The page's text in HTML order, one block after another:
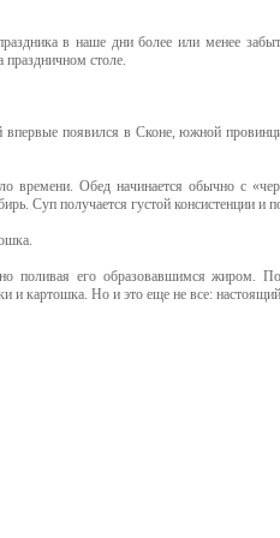
в наше дни более или менее
праздничном столе.
появился в Сконе, южной
Обед начинается обычно с
Суп получается густой консистенции и
его образовавшимся жиром.
и картошка. Но и это еще не все: